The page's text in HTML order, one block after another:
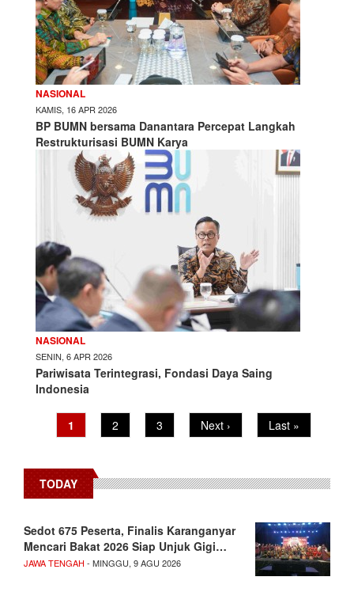
NASIONAL
KAMIS, 16 APR 2026
BP BUMN bersama Danantara Percepat Langkah
Restrukturisasi BUMN Karya
NASIONAL
SENIN, 6 APR 2026
Pariwisata Terintegrasi, Fondasi Daya Saing
Indonesia
Pagination
Current
page
1 Page
2 Page
3
Next
page
Next ›
Last
page
Last »
TODAY
Sedot 675 Peserta, Finalis Karanganyar
Mencari Bakat 2026 Siap Unjuk Gigi…
JAWA TENGAH - MINGGU, 9 AGU 2026